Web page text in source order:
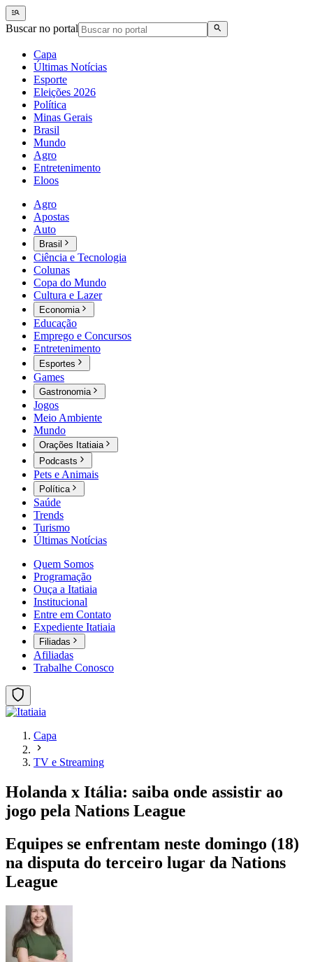
Buscar no portal
Capa
Últimas Notícias
Esporte
Eleições 2026
Política
Minas Gerais
Brasil
Mundo
Agro
Entretenimento
Eloos
Agro
Apostas
Auto
Brasil
Ciência e Tecnologia
Colunas
Copa do Mundo
Cultura e Lazer
Economia
Educação
Emprego e Concursos
Entretenimento
Esportes
Games
Gastronomia
Jogos
Meio Ambiente
Mundo
Orações Itatiaia
Podcasts
Pets e Animais
Política
Saúde
Trends
Turismo
Últimas Notícias
Quem Somos
Programação
Ouça a Itatiaia
Institucional
Entre em Contato
Expediente Itatiaia
Filiadas
Afiliadas
Trabalhe Conosco
Capa
TV e Streaming
Holanda x Itália: saiba onde assistir ao
jogo pela Nations League
Equipes se enfrentam neste domingo (18)
na disputa do terceiro lugar da Nations
League